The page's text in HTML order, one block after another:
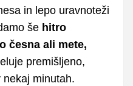
in lepo uravnoteži
še hitro
česna ali mete,
premišljeno,
minutah.